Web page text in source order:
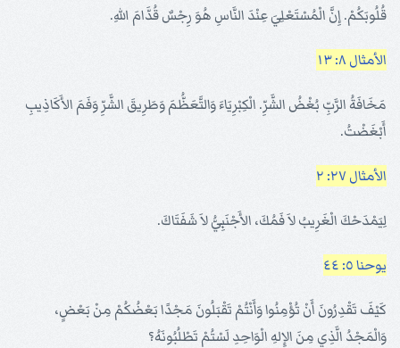
قُلُوبَكُمْ. إِنَّ الْمُسْتَعْلِيَ عِنْدَ النَّاسِ هُوَ رِجْسٌ قُدَّامَ اللهِ.
الأمثال ٨: ١٣
مَخَافَةُ الرَّبِّ بُغْضُ الشَّرِّ. الْكِبْرِيَاءَ وَالتَّعَظُّمَ وَطَرِيقَ الشَّرِّ وَفَمَ الأَكَاذِيبِ
أَبْغَضْتُ.
الأمثال ٢٧: ٢
لِيَمْدَحْكَ الْغَرِيبُ لاَ فَمُكَ، الأَجْنَبِيُّ لاَ شَفَتَاكَ.
يوحنا ٥: ٤٤
كَيْفَ تَقْدِرُونَ أَنْ تُؤْمِنُوا وَأَنْتُمْ تَقْبَلُونَ مَجْدًا بَعْضُكُمْ مِنْ بَعْضٍ،
وَالْمَجْدُ الَّذِي مِنَ الإِلهِ الْوَاحِدِ لَسْتُمْ تَطْلُبُونَهُ؟